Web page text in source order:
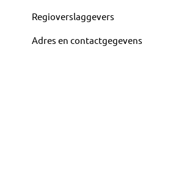
Regioverslaggevers
Adres en contactgegevens